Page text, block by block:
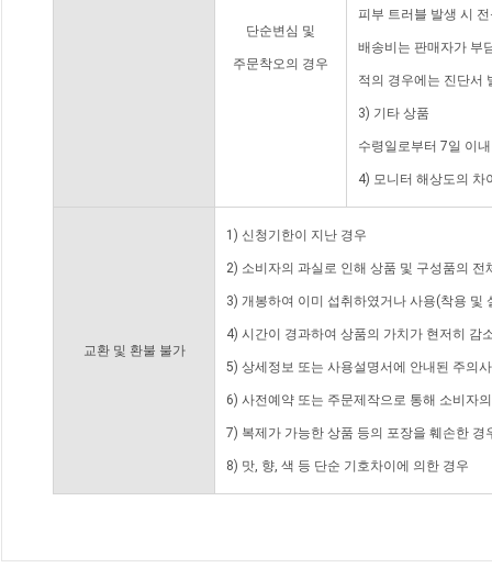
단순변심 및
주문착오의 경우
피부 트러블 발생 시
배송비는 판매자가 부
적의 경우에는 진단서
3) 기타 상품
수령일로부터 7일 이
4) 모니터 해상도의 차
교환 및 환불 불가
1) 신청기한이 지난 경우
2) 소비자의 과실로 인해 상품 및 구성품의
3) 개봉하여 이미 섭취하였거나 사용(착용 및
4) 시간이 경과하여 상품의 가치가 현저히 감
5) 상세정보 또는 사용설명서에 안내된 주의
6) 사전예약 또는 주문제작으로 통해 소비자
7) 복제가 가능한 상품 등의 포장을 훼손한 경
8) 맛, 향, 색 등 단순 기호차이에 의한 경우